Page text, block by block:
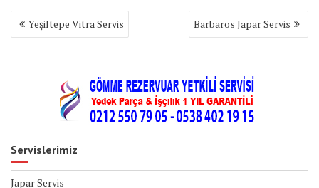
Yazı
gezinmesi
Yeşiltepe Vitra Servis Barbaros Japar Servis
Servislerimiz
Japar Servis